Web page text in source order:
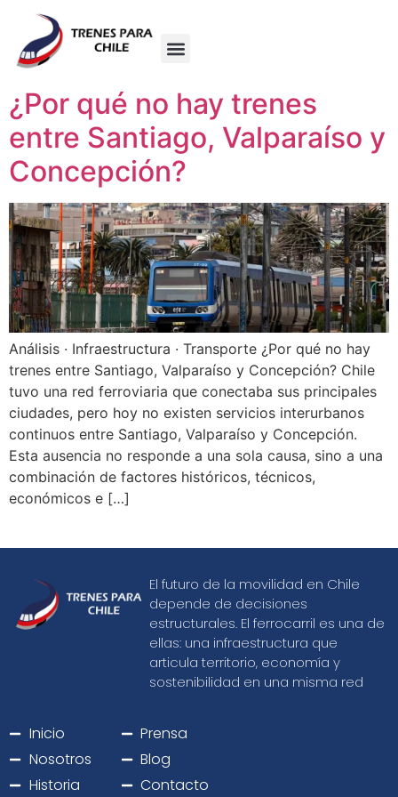
¿Por qué no hay trenes
entre Santiago, Valparaíso y
Concepción?
Análisis · Infraestructura · Transporte ¿Por qué no hay
trenes entre Santiago, Valparaíso y Concepción? Chile
tuvo una red ferroviaria que conectaba sus principales
ciudades, pero hoy no existen servicios interurbanos
continuos entre Santiago, Valparaíso y Concepción.
Esta ausencia no responde a una sola causa, sino a una
combinación de factores históricos, técnicos,
económicos e […]
El futuro de la movilidad en Chile
depende de decisiones
estructurales. El ferrocarril es una de
ellas: una infraestructura que
articula territorio, economía y
sostenibilidad en una misma red
Inicio
Nosotros
Historia
Prensa
Blog
Contacto